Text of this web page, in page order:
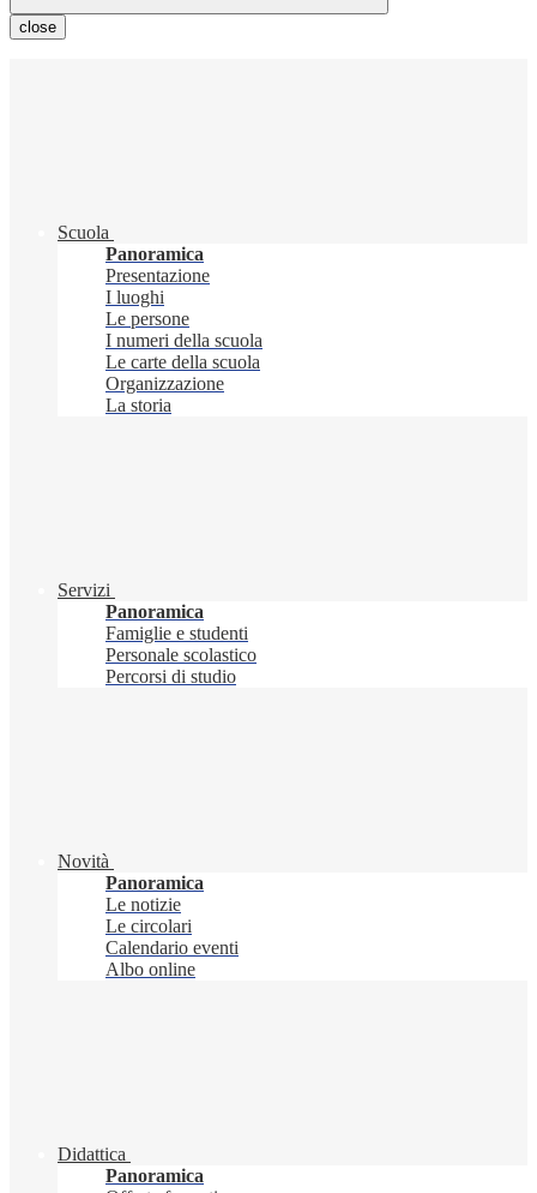
close
Scuola
Panoramica
Presentazione
I luoghi
Le persone
I numeri della scuola
Le carte della scuola
Organizzazione
La storia
Servizi
Panoramica
Famiglie e studenti
Personale scolastico
Percorsi di studio
Novità
Panoramica
Le notizie
Le circolari
Calendario eventi
Albo online
Didattica
Panoramica